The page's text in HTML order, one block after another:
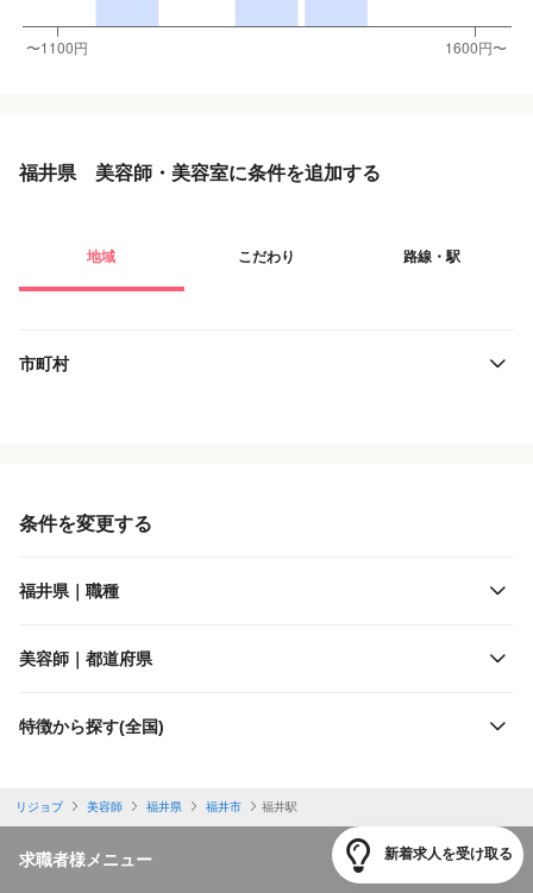
福井県 美容師・美容室に条件を追加する
地域 こだわり 路線・駅
市町村
条件を変更する
福井県｜職種
美容師｜都道府県
特徴から探す(全国)
リジョブ 美容師 福井県 福井市 福井駅
新着求人を受け取る
求職者様メニュー